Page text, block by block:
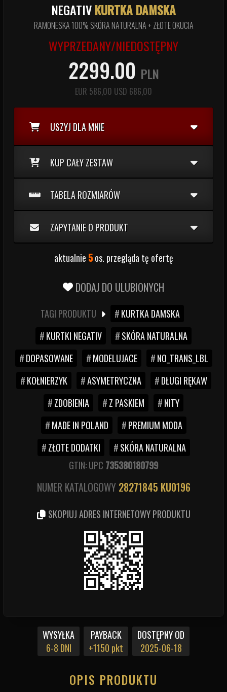
WYSYŁKA
6-8 DNI
PAYBACK
+1150 pkt
DOSTĘPNY OD
2025-06-18
OPIS PRODUKTU
NEGATIVKURTKA DAMSKA
RAMONESKA 100% SKÓRA NATURALNA + ZŁOTE OKUCIA
WYPRZEDANY/NIEDOSTĘPNY
2299.00 PLN
EUR 586,00 USD 686,00
USZYJ DLA MNIE
KUP CAŁY ZESTAW
TABELA ROZMIARÓW
ZAPYTANIE O PRODUKT
aktualnie 5os. przegląda tę ofertę
DODAJ DO ULUBIONYCH
TAGI PRODUKTU
KURTKA DAMSKA
KURTKI NEGATIV
SKÓRA NATURALNA
DOPASOWANE
MODELUJACE
NO_TRANS_LBL
KOŁNIERZYK
ASYMETRYCZNA
DŁUGI RĘKAW
ZDOBIENIA
Z PASKIEM
NITY
MADE IN POLAND
PREMIUM MODA
ZŁOTE DODATKI
SKÓRA NATURALNA
GTIN: UPC 735380180799
NUMER KATALOGOWY 28271845 KU0196
SKOPIUJ ADRES INTERNETOWY PRODUKTU